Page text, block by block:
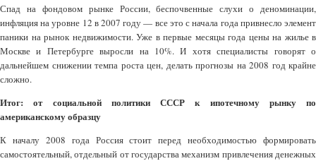
Спад на фондовом рынке России, беспочвенные слухи о деноминации,
инфляция на уровне 12 в 2007 году — все это с начала года привнесло элемент
паники на рынок недвижимости. Уже в первые месяцы года цены на жилье в
Москве и Петербурге выросли на 10%. И хотя специалисты говорят о
дальнейшем снижении темпа роста цен, делать прогнозы на 2008 год крайне
сложно.
Итог: от социальной политики СССР к ипотечному рынку по
американскому образцу
К началу 2008 года Россия стоит перед необходимостью формировать
самостоятельный, отдельный от государства механизм привлечения денежных